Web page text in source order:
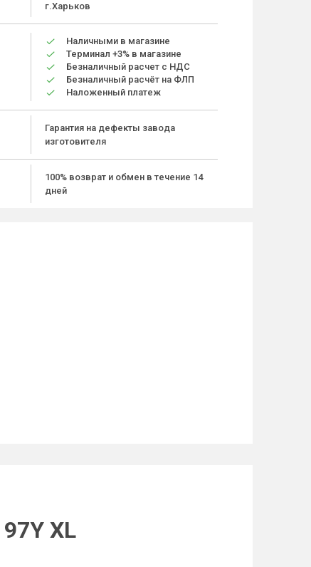
г.Харьков
Наличными в магазине
Терминал +3% в магазине
Безналичный расчет с НДС
Безналичный расчёт на ФЛП
Наложенный платеж
Гарантия на дефекты завода
изготовителя
100% возврат и обмен в течение 14
дней
XL